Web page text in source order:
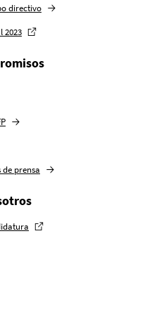
directivo
2023
prensa